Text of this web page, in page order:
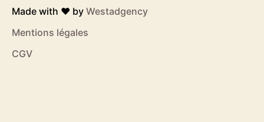
Made with ❤️ by Westadgency
Mentions légales
CGV